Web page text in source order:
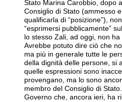
Stato Marina Carobbio, dopo
Consiglio di Stato (ammesso
qualificarla di “posizione”),
“esprimersi pubblicamente”
lo stesso Zali, ad oggi, non ha
Avrebbe potuto dire ciò che
ma più in generale tutte le
della dignità delle persone, si
quelle espressioni sono
provengano, ma lo sono
membro del Consiglio di
Governo che, ancora ieri, ha